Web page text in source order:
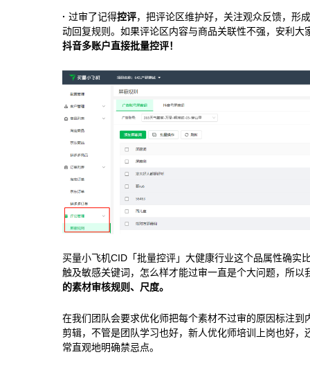
· 过审了记得控评，把评论区维护好，关注观众反馈，形
动回复规则。如果评论区内容与商品关联性不强，安利大
抖音多账户直接批量控评！
买量小飞机CID「批量控评」大健康行业这个品属性确实
触及敏感关键词，怎么样才能过审一直是个大问题，所以
的素材审核规则、尺度。
在我们团队会要求优化师把每个素材不过审的原因标注到
剪辑，不管是团队学习也好，新人优化师培训上岗也好，
常直观地明确禁忌点。